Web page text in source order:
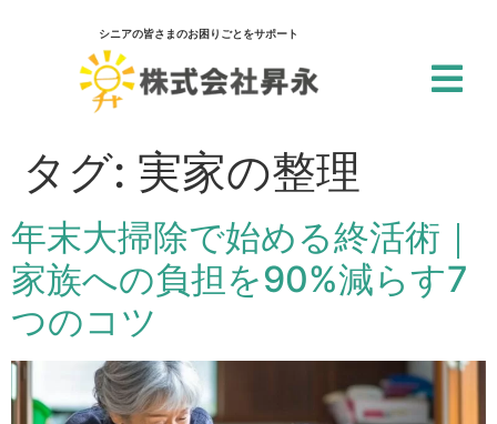
シニアの皆さまのお困りごとをサポート
タグ: 実家の整理
年末大掃除で始める終活術｜
家族への負担を90%減らす7
つのコツ
アクセシビリティ設定 閉じる
一括設定
個別設定
スクリーンリーダー
テキストリーダー
選択した文章を音声で読み上げ